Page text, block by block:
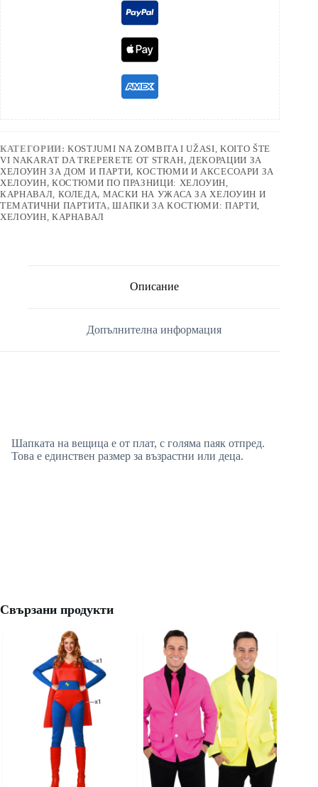
КАТЕГОРИИ:KOSTJUMI NA ZOMBITA I UŽASI, KOITO ŠTE
VI NAKARAT DA TREPERETE OT STRAH, ДЕКОРАЦИИ ЗА
ХЕЛОУИН ЗА ДОМ И ПАРТИ, КОСТЮМИ И АКСЕСОАРИ ЗА
ХЕЛОУИН, КОСТЮМИ ПО ПРАЗНИЦИ: ХЕЛОУИН,
КАРНАВАЛ, КОЛЕДА, МАСКИ НА УЖАСА ЗА ХЕЛОУИН И
ТЕМАТИЧНИ ПАРТИТА,ШАПКИ ЗА КОСТЮМИ: ПАРТИ,
ХЕЛОУИН, КАРНАВАЛ
Описание
Допълнителна информация
Шапката на вещица е от плат, с голяма паяк отпред.
Това е единствен размер за възрастни или деца.
Свързани продукти